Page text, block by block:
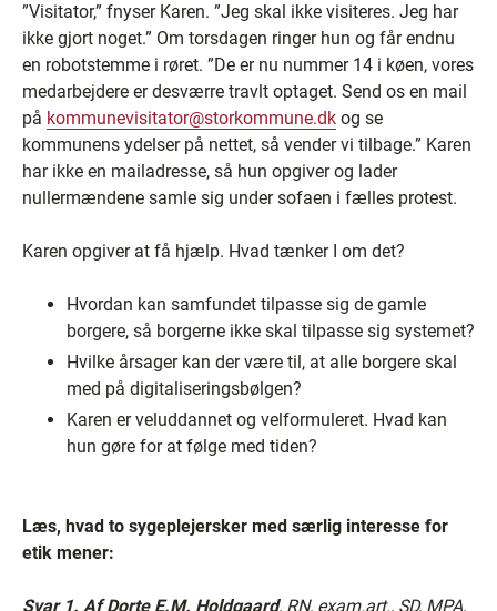
”Visitator,” fnyser Karen. ”Jeg skal ikke visiteres. Jeg har
ikke gjort noget.” Om torsdagen ringer hun og får endnu
en robotstemme i røret. ”De er nu nummer 14 i køen, vores
medarbejdere er desværre travlt optaget. Send os en mail
på kommunevisitator@storkommune.dk og se
kommunens ydelser på nettet, så vender vi tilbage.” Karen
har ikke en mailadresse, så hun opgiver og lader
nullermændene samle sig under sofaen i fælles protest.
Karen opgiver at få hjælp. Hvad tænker I om det?
Hvordan kan samfundet tilpasse sig de gamle
borgere, så borgerne ikke skal tilpasse sig systemet?
Hvilke årsager kan der være til, at alle borgere skal
med på digitaliseringsbølgen?
Karen er veluddannet og velformuleret. Hvad kan
hun gøre for at følge med tiden?
Læs, hvad to sygeplejersker med særlig interesse for
etik mener:
Svar 1. Af Dorte E.M. Holdgaard, RN, exam.art., SD, MPA,